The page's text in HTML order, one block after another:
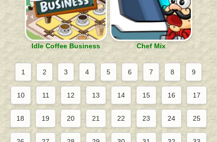
Idle Coffee Business Chef Mix
1 2 3 4 5 6 7 8 9
10 11 12 13 14 15 16 17
18 19 20 21 22 23 24 25